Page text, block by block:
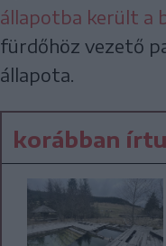
állapotba került a
fürdőhöz vezető
állapota.
korábban